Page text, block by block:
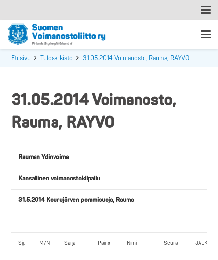
Etusivu Tulosarkisto 31.05.2014 Voimanosto, Rauma, RAYVO
31.05.2014 Voimanosto,
Rauma, RAYVO
Rauman Ydinvoima
Kansallinen voimanostokilpailu
31.5.2014 Kourujärven pommisuoja, Rauma
Sij. M/N Sarja Paino Nimi Seura